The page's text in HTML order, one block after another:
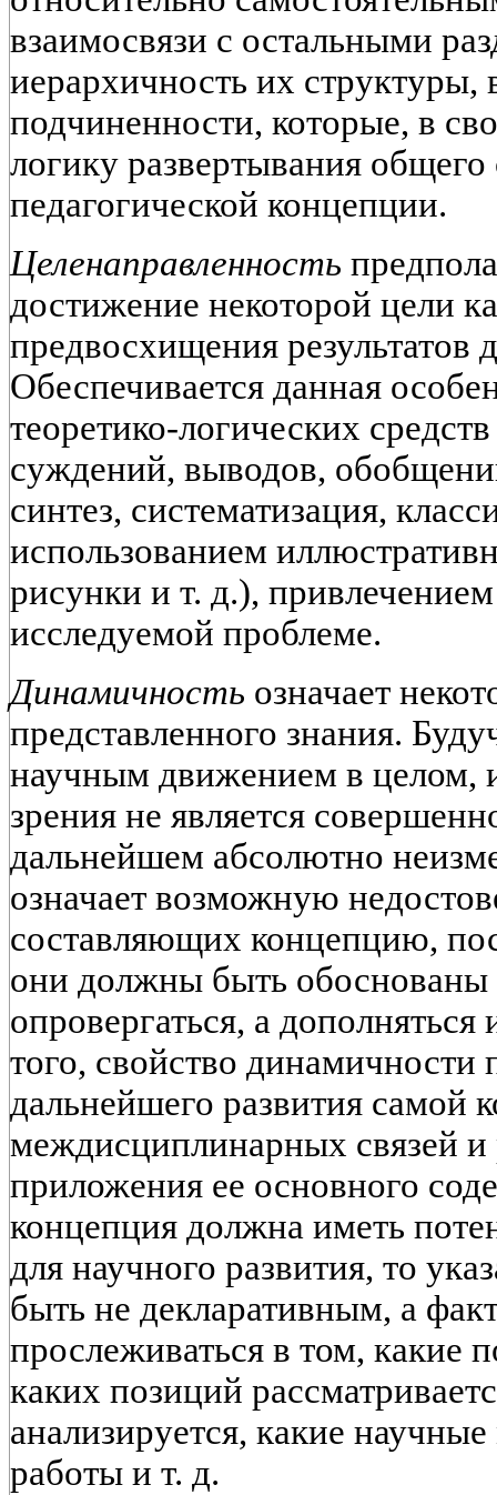
взаимосвязи с остальными
иерархичность их
подчиненности, которые, в
логику развертывания
педагогической концепции.
Целенаправленность
достижение некоторой цели
предвосхищения результатов
Обеспечивается данная
теоретико-логических
суждений, выводов,
синтез, систематизация,
использованием
рисунки и т. д.),
исследуемой проблеме.
Динамичность означает
представленного знания.
научным движением в целом,
зрения не является
дальнейшем абсолютно
означает возможную
составляющих концепцию,
они должны быть
опровергаться, а
того, свойство динамичности
дальнейшего развития самой
междисциплинарных связей
приложения ее основного
концепция должна иметь
для научного развития, то
быть не декларативным, а
прослеживаться в том, какие
каких позиций
анализируется, какие
работы и т. д.